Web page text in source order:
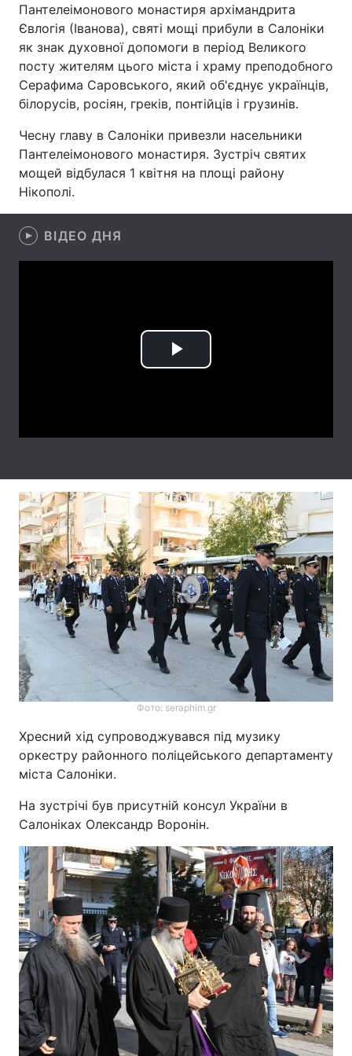
Лонгріди
Відео з Youtube Статті
Інтерв'ю Думки
Архів Вакансії
Контакти
Послуги
Пантелеімонового монастиря архімандрита
Євлогія (Іванова), святі мощі прибули в Салоніки
як знак духовної допомоги в період Великого
посту жителям цього міста і храму преподобного
Серафима Саровського, який об'єднує українців,
білорусів, росіян, греків, понтійців і грузинів.
Чесну главу в Салоніки привезли насельники
Пантелеімонового монастиря. Зустріч святих
мощей відбулася 1 квітня на площі району
Нікополі.
ВІДЕО ДНЯ
Play
Фото: seraphim.gr
Хресний хід супроводжувався під музику
оркестру районного поліцейського департаменту
міста Салоніки.
На зустрічі був присутній консул України в
Салоніках Олександр Воронін.